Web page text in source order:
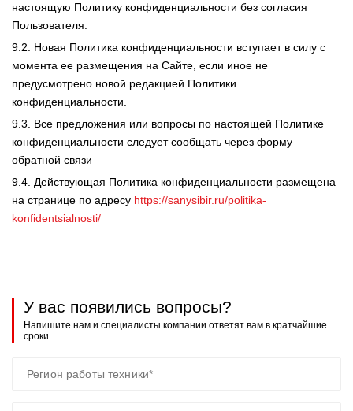
настоящую Политику конфиденциальности без согласия
Пользователя.
9.2. Новая Политика конфиденциальности вступает в силу с
момента ее размещения на Сайте, если иное не
предусмотрено новой редакцией Политики
конфиденциальности.
9.3. Все предложения или вопросы по настоящей Политике
конфиденциальности следует сообщать через форму
обратной связи
9.4. Действующая Политика конфиденциальности размещена
на странице по адресу https://sanysibir.ru/politika-
konfidentsialnosti/
У вас появились вопросы?
Напишите нам и специалисты компании ответят вам в кратчайшие
сроки.